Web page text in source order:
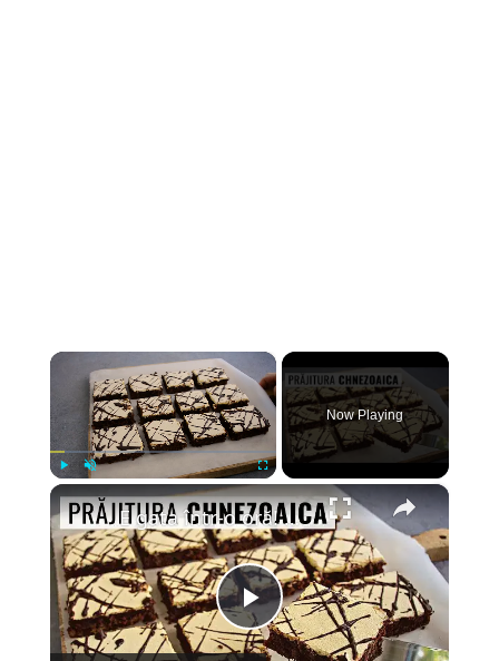
×
Now Playing
×
Play
E gata într-o oră! Prăjitura Chinezoaica cu glazură de gălbenuș și blat cu nucă | Bucate Aromate